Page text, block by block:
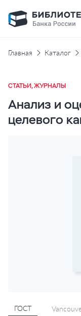
Главная Каталог
СТАТЬИ, ЖУРНАЛЫ
Анализ и
целевого
ГОСТ